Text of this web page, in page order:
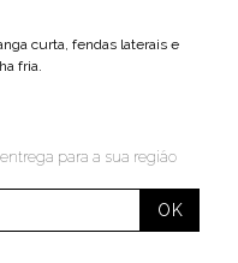
curta, fendas laterais e
fria.
para a sua região